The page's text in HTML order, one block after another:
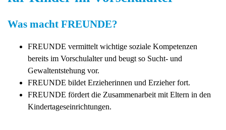
Was macht FREUNDE?
FREUNDE vermittelt wichtige soziale Kompetenzen
bereits im Vorschulalter und beugt so Sucht- und
Gewaltentstehung vor.
FREUNDE bildet Erzieherinnen und Erzieher fort.
FREUNDE fördert die Zusammenarbeit mit Eltern in den
Kindertageseinrichtungen.